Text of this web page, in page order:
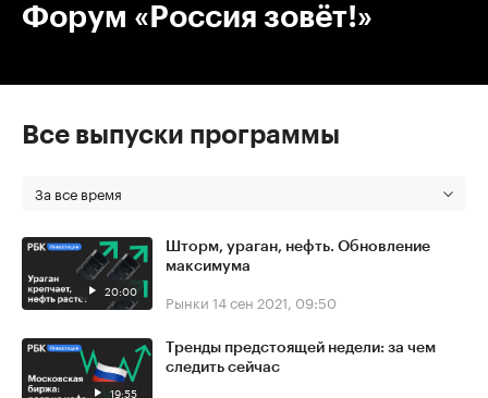
Форум «Россия зовёт!»
Все выпуски программы
За все время
20:00
Шторм, ураган, нефть. Обновление
максимума
Рынки 14 сен 2021, 09:50
19:55
Тренды предстоящей недели: за чем
следить сейчас